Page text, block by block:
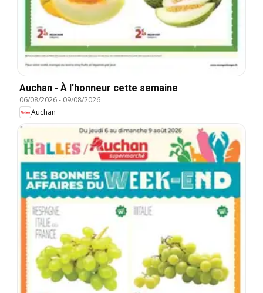
Auchan - À l'honneur cette semaine
06/08/2026- 09/08/2026
Auchan